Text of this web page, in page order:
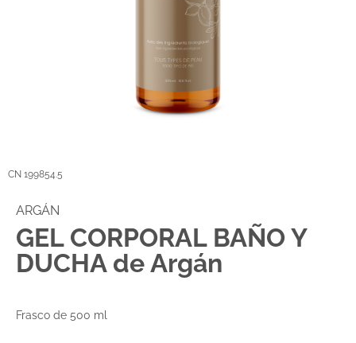
CN 199854.5
ARGÁN
GEL CORPORAL BAÑO Y
DUCHA de Argán
Frasco de 500 ml